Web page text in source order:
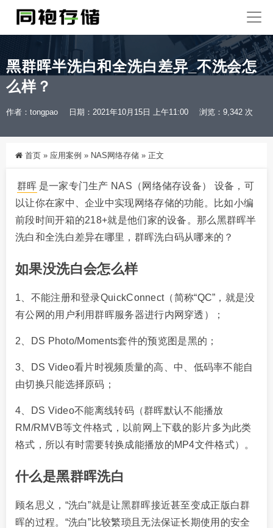
黑群晖半洗白和全洗白差异_不洗会怎
么样？
作者：tongpao 日期：2021年10月15日 上午11:00 浏览：9,342 次
首页 » 应用案例 » NAS网络存储 » 正文
群晖 是一家专门生产 NAS（网络储存设备） 设备，可
以让你在家中、企业中实现网络存储的功能。比如小编
前段时间开箱的218+就是他们家的设备。那么黑群晖半
洗白和全洗白差异在哪里，群晖洗白码从哪来的？
如果没洗白会怎么样
1、不能注册和登录QuickConnect（简称“QC”，就是没
有公网的用户利用群晖服务器进行内网穿透）；
2、DS Photo/Moments套件的预览图是黑的；
3、DS Video看片时视频质量的高、中、低码率不能自
由切换只能选择原码；
4、DS Video不能离线转码（群晖默认不能播放
RM/RMVB等文件格式，以前网上下载的影片多为此类
格式，所以有时需要转换成能播放的MP4文件格式）。
什么是黑群晖洗白
顾名思义，“洗白”就是让黑群晖接近甚至变成正版白群
晖的过程。“洗白”比较繁琐且无法保证长期使用的安全